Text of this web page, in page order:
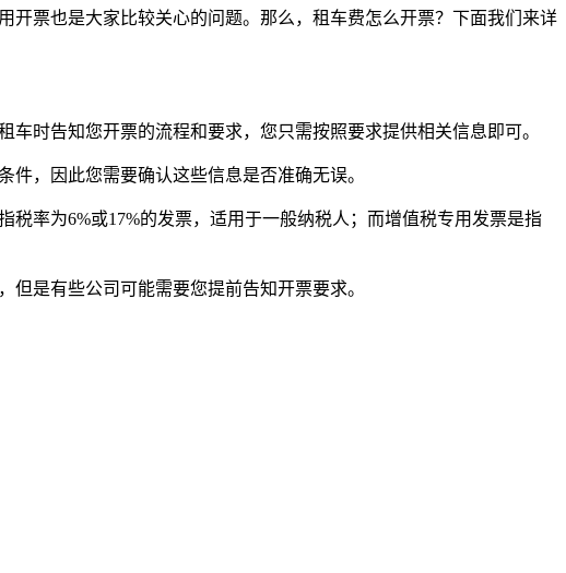
票也是大家比较关心的问题。那么，租车费怎么开票？下面我们来详
时告知您开票的流程和要求，您只需按照要求提供相关信息即可。
，因此您需要确认这些信息是否准确无误。
率为6%或17%的发票，适用于一般纳税人；而增值税专用发票是指
是有些公司可能需要您提前告知开票要求。